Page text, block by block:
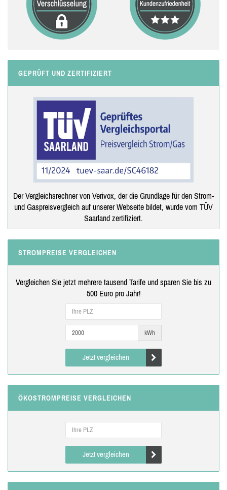
GEPRÜFT UND ZERTIFIZIERT
Der Vergleichsrechner von Verivox, der die Grundlage für den Strom-
und Gaspreisvergleich auf unserer Webseite bildet, wurde vom TÜV
Saarland zertifiziert.
STROMPREISE VERGLEICHEN
Vergleichen Sie jetzt mehrere tausend Tarife und sparen Sie bis zu
500 Euro pro Jahr!
kWh
Jetzt vergleichen
ÖKOSTROMPREISE VERGLEICHEN
Jetzt vergleichen